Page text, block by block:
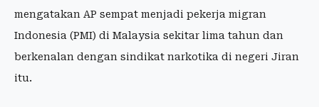
mengatakan AP sempat menjadi pekerja migran
Indonesia (PMI) di Malaysia sekitar lima tahun dan
berkenalan dengan sindikat narkotika di negeri Jiran
itu.